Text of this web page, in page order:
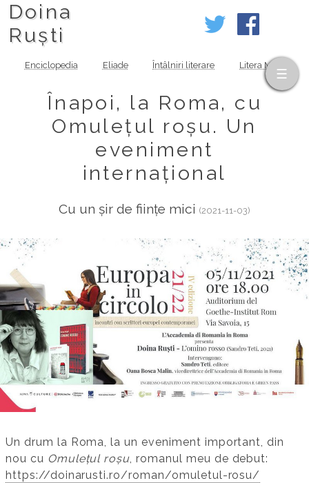
Doina
Ruști
Enciclopedia Eliade Întâlniri literare Litera MOV
Înapoi, la Roma, cu
Omulețul roșu. Un
eveniment
internațional
Cu un șir de ființe mici (2021-11-03)
Un drum la Roma, la un eveniment important, din
nou cu Omulețul roșu, romanul meu de debut:
https://doinarusti.ro/roman/omuletul-rosu/